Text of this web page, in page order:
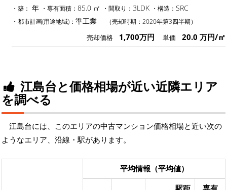
・築： 年 ・専有面積： 85.0 ㎡ ・間取り： 3LDK ・構造： SRC
・都市計画(用途地域)： 準工業 （売却時期：2020年第3四半期）
売却価格 1,700万円 単価 20.0 万円/㎡
江島台と価格相場が近い近隣エリア
を調べる
江島台には、このエリアの中古マンション価格相場と近い次の
ようなエリア、沿線・駅があります。
平均情報（平均値）
駅距
専有